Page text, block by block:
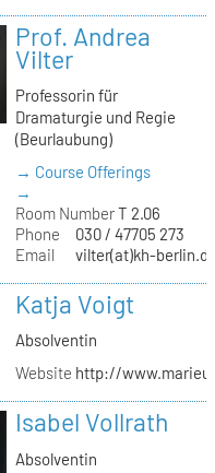
Prof. Andrea
Vilter
Professorin für
Dramaturgie und Regie
(Beurlaubung)
→ Course Offerings
→
Room NumberT 2.06
Phone
030 / 47705 273
Email
vilter(at)kh-
Katja Voigt
Absolventin
Website http://
Isabel Vollrath
Absolventin